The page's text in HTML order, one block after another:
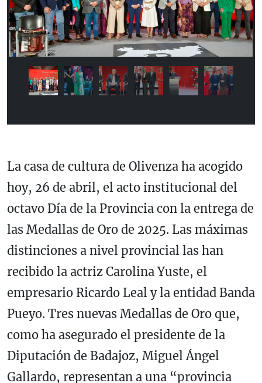
La casa de cultura de Olivenza ha acogido
hoy, 26 de abril, el acto institucional del
octavo Día de la Provincia con la entrega de
las Medallas de Oro de 2025. Las máximas
distinciones a nivel provincial las han
recibido la actriz Carolina Yuste, el
empresario Ricardo Leal y la entidad Banda
Pueyo. Tres nuevas Medallas de Oro que,
como ha asegurado el presidente de la
Diputación de Badajoz, Miguel Ángel
Gallardo, representan a una “provincia